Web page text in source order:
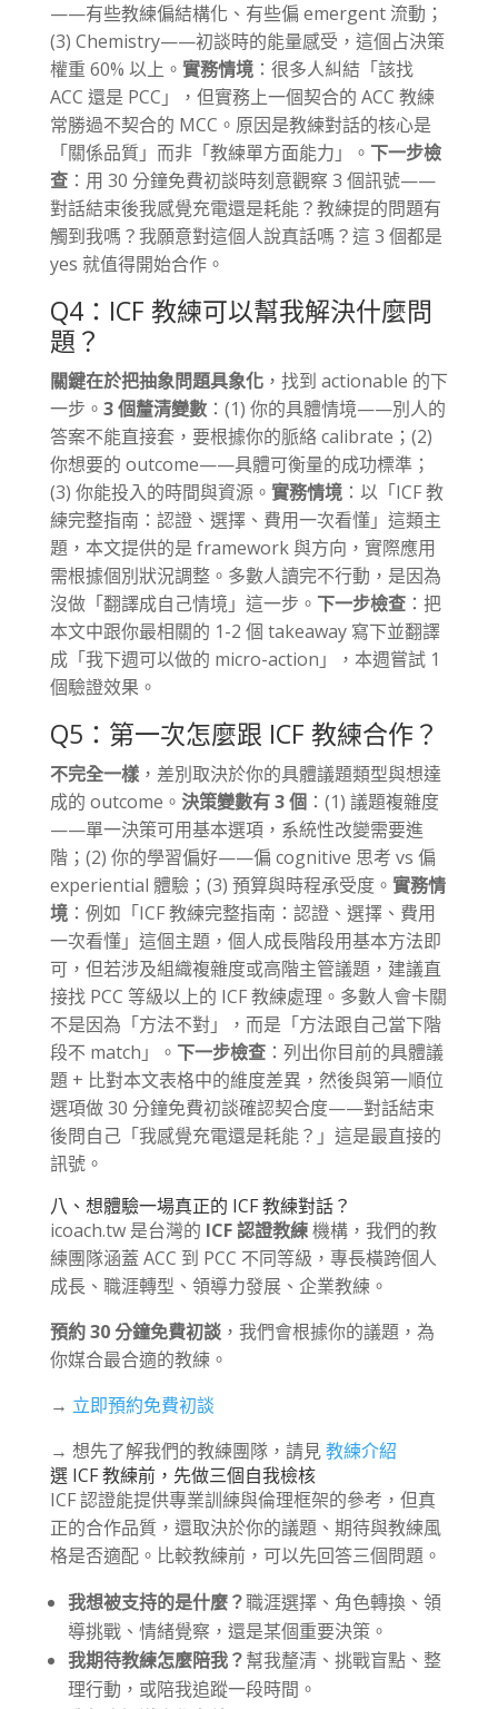
——有些教練偏結構化、有些偏 emergent 流動；
(3) Chemistry——初談時的能量感受，這個占決策
權重 60% 以上。 實務情境：很多人糾結「該找
ACC 還是 PCC」，但實務上一個契合的 ACC 教練
常勝過不契合的 MCC。原因是教練對話的核心是
「關係品質」而非「教練單方面能力」。 下一步檢
查：用 30 分鐘免費初談時刻意觀察 3 個訊號——
對話結束後我感覺充電還是耗能？教練提的問題有
觸到我嗎？我願意對這個人說真話嗎？這 3 個都是
yes 就值得開始合作。
Q4：ICF 教練可以幫我解決什麼問
題？
關鍵在於把抽象問題具象化，找到 actionable 的下
一步。 3 個釐清變數：(1) 你的具體情境——別人的
答案不能直接套，要根據你的脈絡 calibrate；(2)
你想要的 outcome——具體可衡量的成功標準；
(3) 你能投入的時間與資源。 實務情境：以「ICF 教
練完整指南：認證、選擇、費用一次看懂」這類主
題，本文提供的是 framework 與方向，實際應用
需根據個別狀況調整。多數人讀完不行動，是因為
沒做「翻譯成自己情境」這一步。 下一步檢查：把
本文中跟你最相關的 1-2 個 takeaway 寫下並翻譯
成「我下週可以做的 micro-action」，本週嘗試 1
個驗證效果。
Q5：第一次怎麼跟 ICF 教練合作？
不完全一樣，差別取決於你的具體議題類型與想達
成的 outcome。 決策變數有 3 個：(1) 議題複雜度
——單一決策可用基本選項，系統性改變需要進
階；(2) 你的學習偏好——偏 cognitive 思考 vs 偏
experiential 體驗；(3) 預算與時程承受度。 實務情
境：例如「ICF 教練完整指南：認證、選擇、費用
一次看懂」這個主題，個人成長階段用基本方法即
可，但若涉及組織複雜度或高階主管議題，建議直
接找 PCC 等級以上的 ICF 教練處理。多數人會卡關
不是因為「方法不對」，而是「方法跟自己當下階
段不 match」。 下一步檢查：列出你目前的具體議
題 + 比對本文表格中的維度差異，然後與第一順位
選項做 30 分鐘免費初談確認契合度——對話結束
後問自己「我感覺充電還是耗能？」這是最直接的
訊號。
八、想體驗一場真正的 ICF 教練對話？
icoach.tw 是台灣的 ICF 認證教練機構，我們的教
練團隊涵蓋 ACC 到 PCC 不同等級，專長橫跨個人
成長、職涯轉型、領導力發展、企業教練。
預約 30 分鐘免費初談，我們會根據你的議題，為
你媒合最合適的教練。
→ 立即預約免費初談
→ 想先了解我們的教練團隊，請見教練介紹
選 ICF 教練前，先做三個自我檢核
ICF 認證能提供專業訓練與倫理框架的參考，但真
正的合作品質，還取決於你的議題、期待與教練風
格是否適配。比較教練前，可以先回答三個問題。
我想被支持的是什麼？職涯選擇、角色轉換、領
導挑戰、情緒覺察，還是某個重要決策。
我期待教練怎麼陪我？幫我釐清、挑戰盲點、整
理行動，或陪我追蹤一段時間。